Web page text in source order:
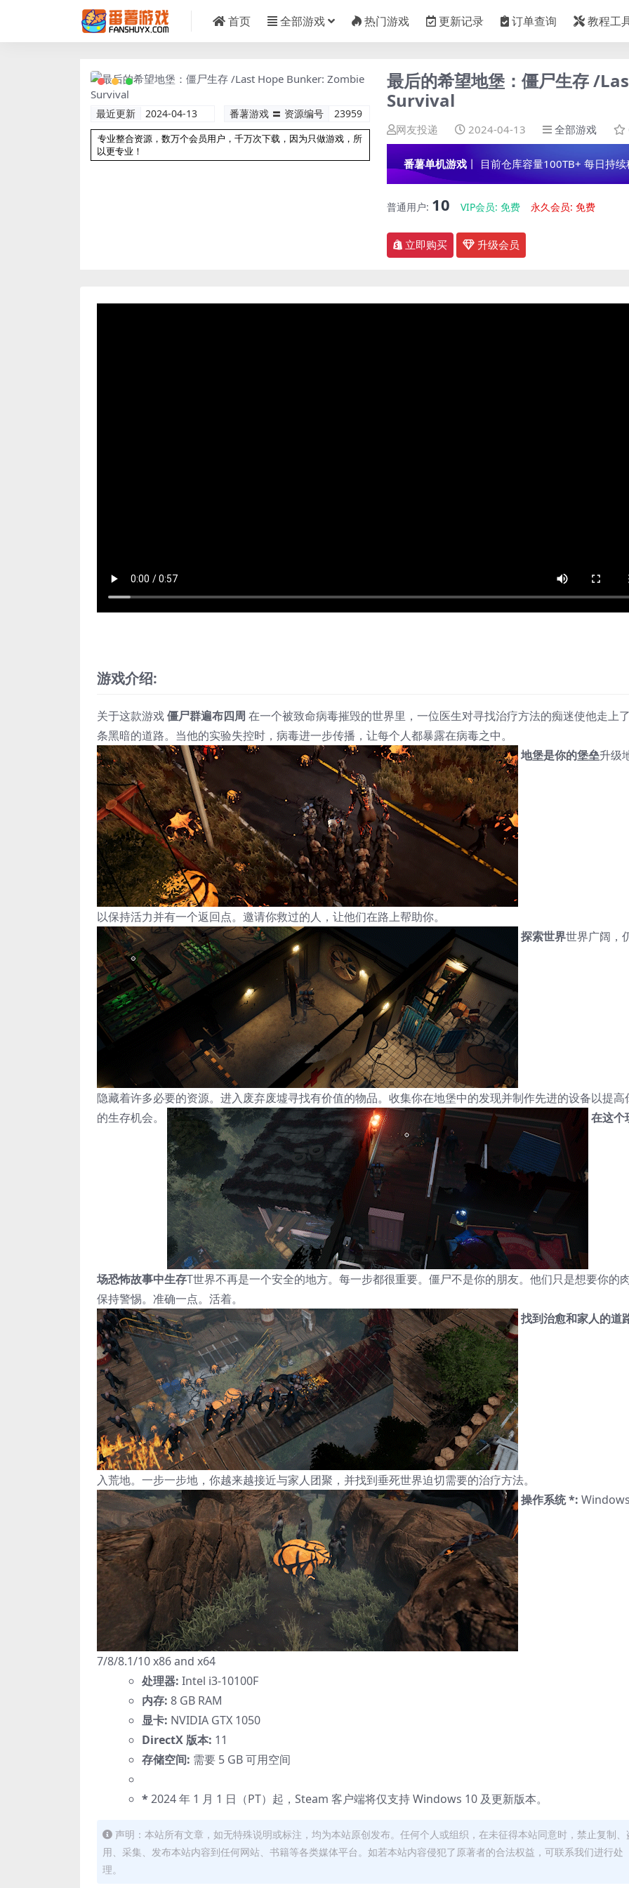
首页 全部游戏 热门游戏 更新记录 订单查询 教程工
最近更新 2024-04-13 番薯游戏 〓 资源编号 23959
专业整合资源，数万个会员用户，千万次下载，因为只做游戏，所
以更专业！
最后的希望地堡：僵尸生存 /
Survival
网友投递 2024-04-13 全部游戏
番薯单机游戏 丨 目前仓库容量100TB+ 每日持
普通用户: 10 VIP会员:免费 永久会员:免费
立即购买 升级会员
游戏介绍:
关于这款游戏僵尸群遍布四周 在一个被致命病毒摧毁的世界里，一位医生对寻找治疗方法的痴迷使他走上
条黑暗的道路。当他的实验失控时，病毒进一步传播，让每个人都暴露在病毒之中。
地堡是你的堡垒升级
以保持活力并有一个返回点。邀请你救过的人，让他们在路上帮助你。
探索世界世界广阔，
隐藏着许多必要的资源。进入废弃废墟寻找有价值的物品。收集你在地堡中的发现并制作先进的设备以提高
的生存机会。
在这个
场恐怖故事中生存T世界不再是一个安全的地方。每一步都很重要。僵尸不是你的朋友。他们只是想要你的
保持警惕。准确一点。活着。
找到治愈和家人的道
入荒地。一步一步地，你越来越接近与家人团聚，并找到垂死世界迫切需要的治疗方法。
操作系统 *:
7/8/8.1/10 x86 and x64
处理器: Intel i3-10100F
内存: 8 GB RAM
显卡: NVIDIA GTX 1050
DirectX 版本: 11
存储空间: 需要 5 GB 可用空间
*2024 年 1 月 1 日（PT）起，Steam 客户端将仅支持 Windows 10 及更新版本。
声明：本站所有文章，如无特殊说明或标注，均为本站原创发布。任何个人或组织，在未征得本站同意时，禁止复制、
用、采集、发布本站内容到任何网站、书籍等各类媒体平台。如若本站内容侵犯了原著者的合法权益，可联系我们进行处
理。